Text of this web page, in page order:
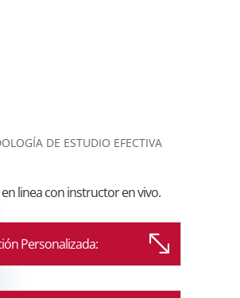
DE ESTUDIO EFECTIVA
linea con instructor en vivo.
Personalizada: